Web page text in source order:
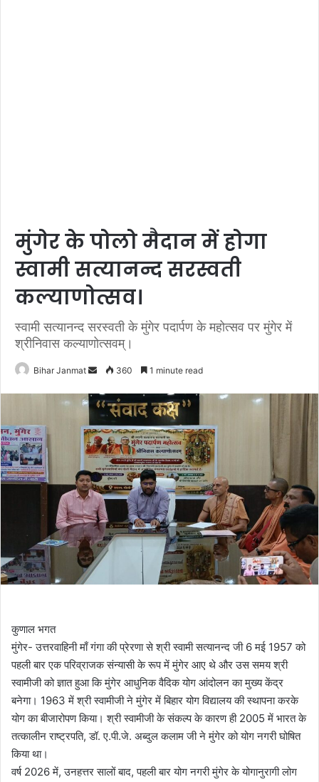
मुंगेर के पोलो मैदान में होगा
स्वामी सत्यानन्द सरस्वती
कल्याणोत्सव।
स्वामी सत्यानन्द सरस्वती के मुंगेर पदार्पण के महोत्सव पर मुंगेर में
श्रीनिवास कल्याणोत्सवम्।
Bihar Janmat
n
a
n
e
m
a
i
l
360 1 minute read
कुणाल भगत
मुंगेर- उत्तरवाहिनी माँ गंगा की प्रेरणा से श्री स्वामी सत्यानन्द जी 6 मई 1957 को
पहली बार एक परिव्राजक संन्यासी के रूप में मुंगेर आए थे और उस समय श्री
स्वामीजी को ज्ञात हुआ कि मुंगेर आधुनिक वैदिक योग आंदोलन का मुख्य केंद्र
बनेगा। 1963 में श्री स्वामीजी ने मुंगेर में बिहार योग विद्यालय की स्थापना करके
योग का बीजारोपण किया। श्री स्वामीजी के संकल्प के कारण ही 2005 में भारत के
तत्कालीन राष्ट्रपति, डॉ. ए.पी.जे. अब्दुल कलाम जी ने मुंगेर को योग नगरी घोषित
किया था।
वर्ष 2026 में, उनहत्तर सालों बाद, पहली बार योग नगरी मुंगेर के योगानुरागी लोग